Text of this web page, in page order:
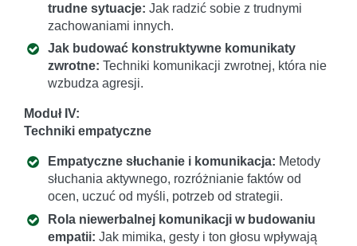
trudne sytuacje: Jak radzić sobie z trudnymi
zachowaniami innych.
Jak budować konstruktywne komunikaty
zwrotne: Techniki komunikacji zwrotnej, która nie
wzbudza agresji.
Moduł IV:
Techniki empatyczne
Empatyczne słuchanie i komunikacja: Metody
słuchania aktywnego, rozróżnianie faktów od
ocen, uczuć od myśli, potrzeb od strategii.
Rola niewerbalnej komunikacji w budowaniu
empatii: Jak mimika, gesty i ton głosu wpływają